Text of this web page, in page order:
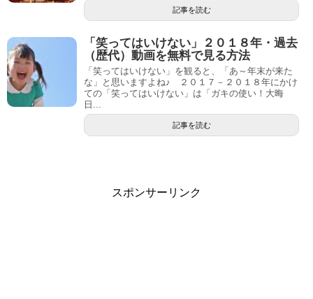
記事を読む
「笑ってはいけない」２０１８年・過去
（歴代）動画を無料で見る方法
「笑ってはいけない」を観ると、「あ～年末が来た
な」と思いますよね♪ ２０１７－２０１８年にかけ
ての「笑ってはいけない」は「ガキの使い！大晦
日...
記事を読む
スポンサーリンク